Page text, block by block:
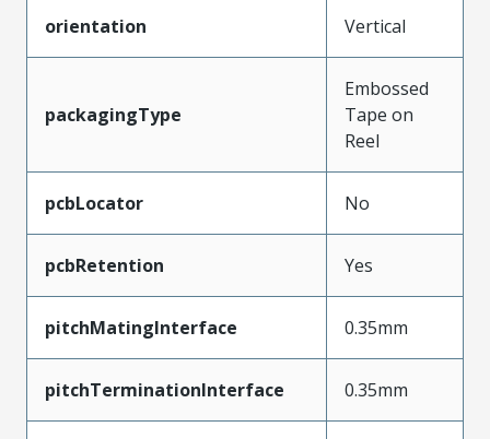
orientation Vertical
packagingType
Embossed
Tape on
Reel
pcbLocator No
pcbRetention Yes
pitchMatingInterface 0.35mm
pitchTerminationInterface 0.35mm